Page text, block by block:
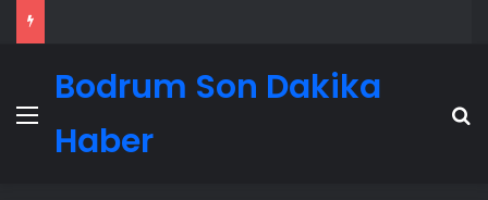
Menü
Bodrum Son Dakika
Haber